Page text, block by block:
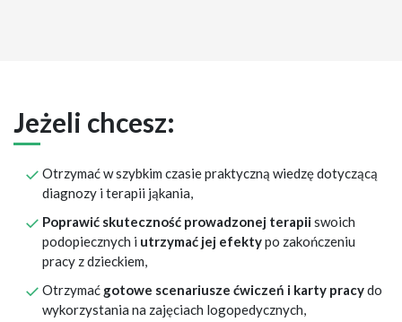
Jeżeli chcesz:
Otrzymać w szybkim czasie praktyczną wiedzę dotyczącą
diagnozy i terapii jąkania,
Poprawić skuteczność prowadzonej terapiiswoich
podopiecznych i utrzymać jej efektypo zakończeniu
pracy z dzieckiem,
Otrzymać gotowe scenariusze ćwiczeń i karty pracydo
wykorzystania na zajęciach logopedycznych,